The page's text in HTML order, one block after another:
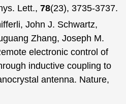
Lett., 78(23), 3735-3737.
John J. Schwartz,
Zhang, Joseph M.
electronic control of
inductive coupling to
antenna. Nature,